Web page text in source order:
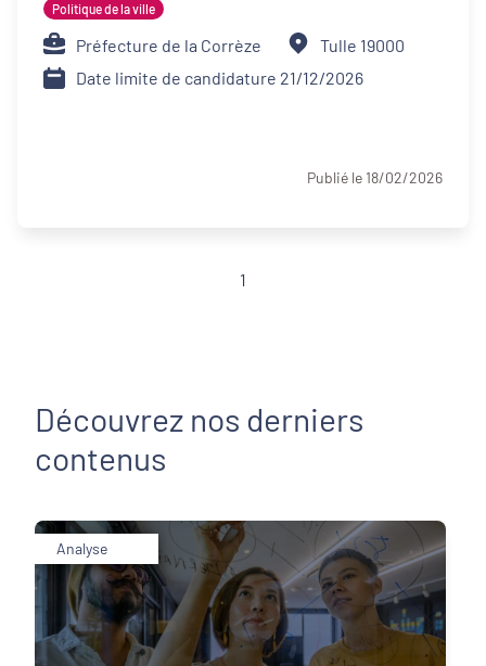
Politique de la ville
Préfecture de la Corrèze
Tulle 19000
Date limite de candidature 21/12/2026
Publié le 18/02/2026
1
Découvrez nos derniers
contenus
Analyse